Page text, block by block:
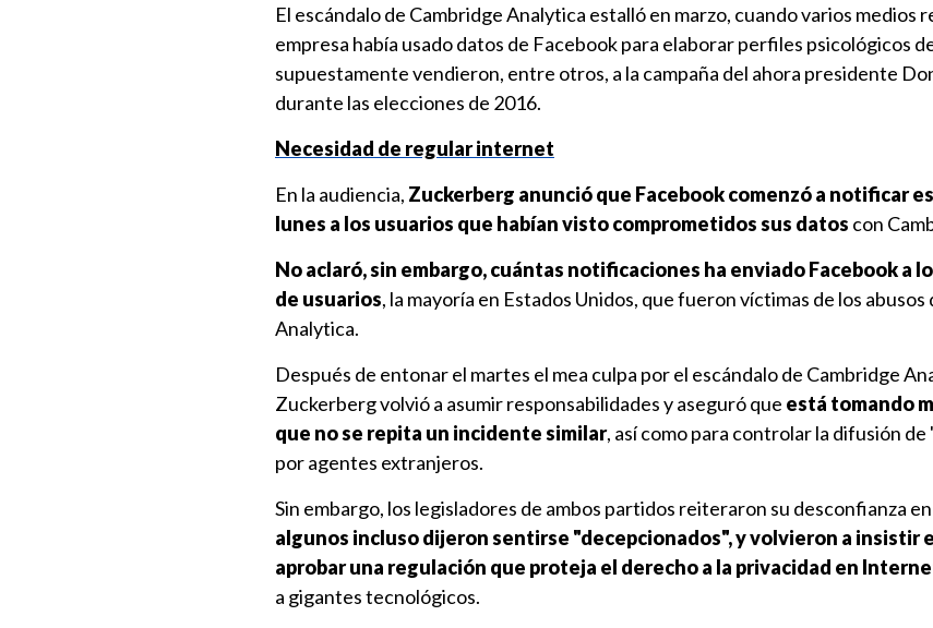
El escándalo de Cambridge Analytica estalló en marzo, cuando varios medios
empresa había usado datos de Facebook para elaborar perfiles psicológicos
supuestamente vendieron, entre otros, a la campaña del ahora presidente
durante las elecciones de 2016.
Necesidad de regular internet
En la audiencia, Zuckerberg anunció que Facebook comenzó a notificar
lunes a los usuarios que habían visto comprometidos sus datos con
No aclaró, sin embargo, cuántas notificaciones ha enviado Facebook a
de usuarios, la mayoría en Estados Unidos, que fueron víctimas de los abusos
Analytica.
Después de entonar el martes el mea culpa por el escándalo de Cambridge
Zuckerberg volvió a asumir responsabilidades y aseguró que está tomando
que no se repita un incidente similar, así como para controlar la difusión
por agentes extranjeros.
Sin embargo, los legisladores de ambos partidos reiteraron su desconfianza
algunos incluso dijeron sentirse "decepcionados", y volvieron a insistir
aprobar una regulación que proteja el derecho a la privacidad en
a gigantes tecnológicos.